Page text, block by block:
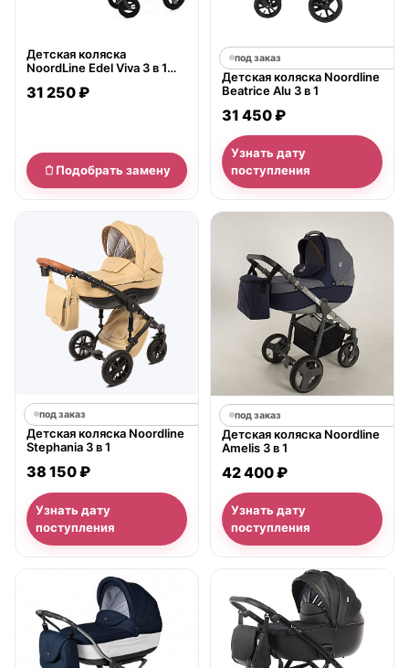
Детская коляска
NoordLine Edel Viva 3 в 1
31 250 ₽
Подобрать замену
под заказ
Детская коляска Noordline
Beatrice Alu 3 в 1
31 450 ₽
Узнать дату
поступления
под заказ
Детская коляска Noordline
Stephania 3 в 1
38 150 ₽
Узнать дату
поступления
под заказ
Детская коляска Noordline
Amelis 3 в 1
42 400 ₽
Узнать дату
поступления